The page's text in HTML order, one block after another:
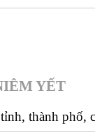
YẾT
thành phố,